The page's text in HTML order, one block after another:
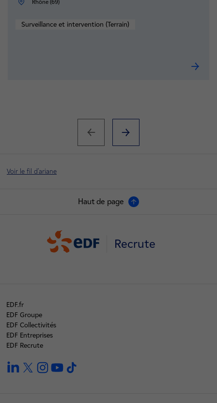
Rhône (69)
Surveillance et intervention (Terrain)
Voir le fil d'ariane
Haut de page
Recrute
EDF.fr
EDF Groupe
EDF Collectivités
EDF Entreprises
EDF Recrute
linkedintwitterinstagramyoutube